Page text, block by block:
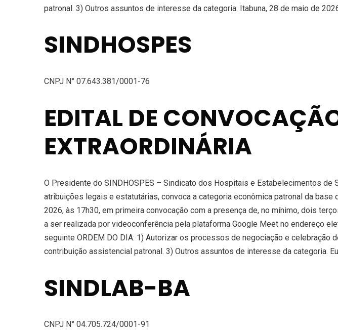
patronal. 3) Outros assuntos de interesse da categoria. Itabuna, 28 de maio de
SINDHOSPES
CNPJ N° 07.643.381/0001-76
EDITAL DE
EXTRAORDINÁRIA
O Presidente do SINDHOSPES – Sindicato dos Hospitais e Estabelecimentos de
atribuições legais e estatutárias, convoca a categoria econômica patronal da
2026, às 17h30, em primeira convocação com a presença de, no mínimo, dois
a ser realizada por videoconferência pela plataforma Google Meet no endereço
seguinte ORDEM DO DIA: 1) Autorizar os processos de negociação e
contribuição assistencial patronal. 3) Outros assuntos de interesse da categoria.
SINDLAB-BA
CNPJ N° 04.705.724/0001-91